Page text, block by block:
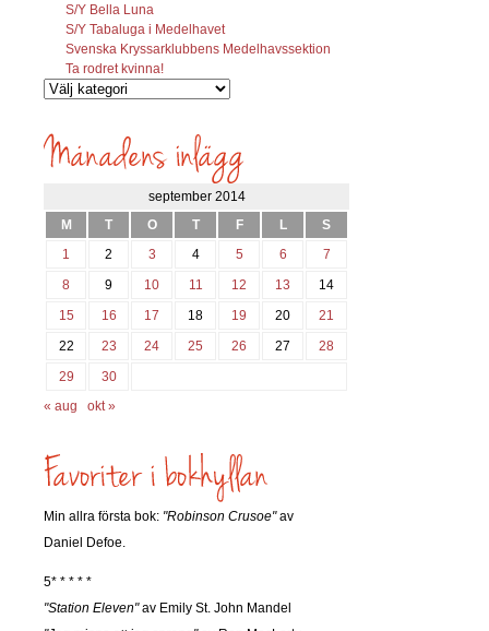
S/Y Bella Luna
S/Y Tabaluga i Medelhavet
Svenska Kryssarklubbens Medelhavssektion
Ta rodret kvinna!
Vilka
söks?
september 2014
M
T O T F L
S
1
2 3 4 5 6
7
8
9 10 11 12 13
14
15
16 17 18 19 20
21
22
23 24 25 26 27
28
29
30
« aug
okt »
Min allra första bok: "Robinson Crusoe"av
Daniel Defoe.
5* * * * *
"Station Eleven"av Emily St. John Mandel